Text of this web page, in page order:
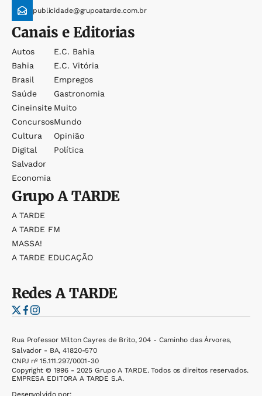
publicidade@grupoatarde.com.br
Canais e Editorias
Autos
Bahia
Brasil
Saúde
Cineinsite
Concursos
Cultura
Digital
Salvador
Economia
E.c. Bahia
E.c. Vitória
Empregos
Gastronomia
Muito
Mundo
Opinião
Política
GrupoA TARDE
A TARDE
A TARDE FM
MASSA!
A TARDE EDUCAÇÃO
RedesA TARDE
Rua Professor Milton Cayres de Brito, 204 - Caminho das Árvores,
Salvador - BA, 41820-570
CNPJ nº 15.111.297/0001-30
Copyright © 1996 - 2025 Grupo A TARDE. Todos os direitos reservados.
EMPRESA EDITORA A TARDE S.A.
Desenvolvido por: